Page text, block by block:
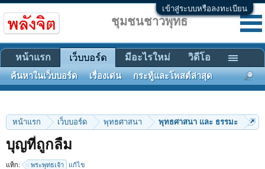
เข้าสู่ระบบหรือลงทะเบียน
หน้าแรก เว็บบอร์ด พุทธศาสนา พุทธศาสนา และ ธรรมะ
บุญที่ถูกลืม
แท็ก: พระพุทธเจ้า แก้ไข
ชุมชนชาวพุทธ
หน้าแรก เว็บบอร์ด
ค้นหาในเว็บบอร์ด เรื่องเด่น กระทู้และโพสต์ล่าสุด
มีอะไรใหม่ วิดีโอ